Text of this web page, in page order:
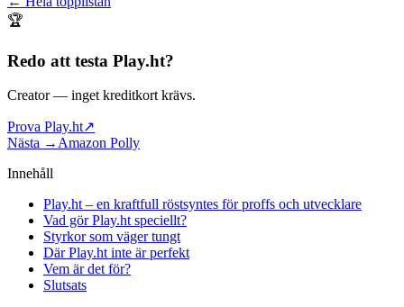
🏆
Redo att testa Play.ht?
Creator— inget kreditkort krävs.
Prova Play.ht↗
Nästa → Amazon Polly
Innehåll
Play.ht – en kraftfull röstsyntes för proffs och utvecklare
Vad gör Play.ht speciellt?
Styrkor som väger tungt
Där Play.ht inte är perfekt
Vem är det för?
Slutsats